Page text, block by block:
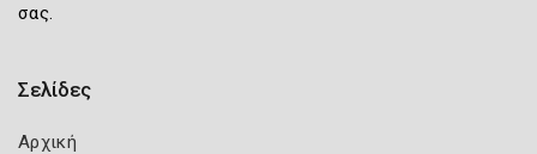
σας.
Σελίδες
Αρχική